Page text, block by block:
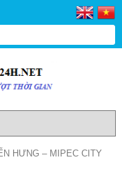
HƯNG – MIPEC CITY